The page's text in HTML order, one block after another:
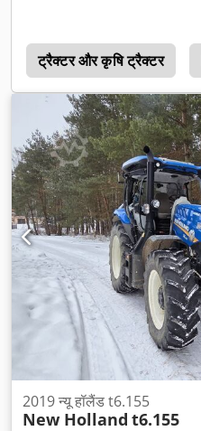
ट्रैक्टर और कृषि ट्रैक्टर
2019 न्यू हॉलैंड t6.155
New Holland t6.155